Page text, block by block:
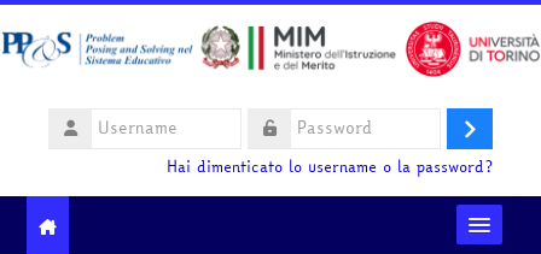
Username
Login
Hai dimenticato lo username o la password?